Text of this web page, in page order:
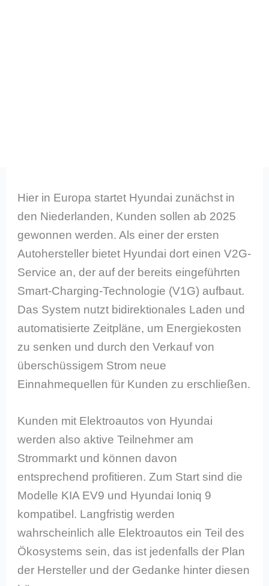
Hier in Europa startet Hyundai zunächst in
den Niederlanden, Kunden sollen ab 2025
gewonnen werden. Als einer der ersten
Autohersteller bietet Hyundai dort einen V2G-
Service an, der auf der bereits eingeführten
Smart-Charging-Technologie (V1G) aufbaut.
Das System nutzt bidirektionales Laden und
automatisierte Zeitpläne, um Energiekosten
zu senken und durch den Verkauf von
überschüssigem Strom neue
Einnahmequellen für Kunden zu erschließen.
Kunden mit Elektroautos von Hyundai
werden also aktive Teilnehmer am
Strommarkt und können davon
entsprechend profitieren. Zum Start sind die
Modelle KIA EV9 und Hyundai Ioniq 9
kompatibel. Langfristig werden
wahrscheinlich alle Elektroautos ein Teil des
Ökosystems sein, das ist jedenfalls der Plan
der Hersteller und der Gedanke hinter diesen